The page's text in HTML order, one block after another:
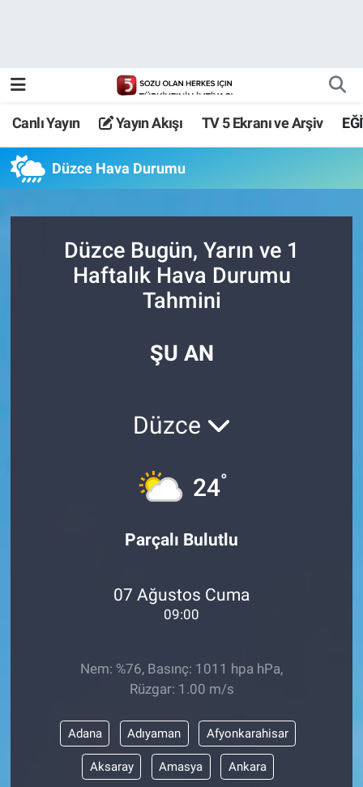
Canlı Yayın Yayın Akışı TV 5 Ekranı ve Arşiv
Düzce Hava Durumu
Düzce Bugün, Yarın ve 1
Haftalık Hava Durumu
Tahmini
ŞU AN
Düzce
24°
Parçalı Bulutlu
07 Ağustos Cuma
09:00
Nem: %76, Basınç: 1011 hpa hPa,
Rüzgar: 1.00 m/s
Adana Adıyaman Afyonkarahisar
Aksaray Amasya Ankara
TV 5 Ekranı ve Arşiv